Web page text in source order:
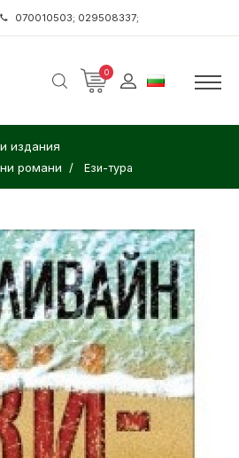
070010503; 029508337;
0
издания
романи
Ези-тура